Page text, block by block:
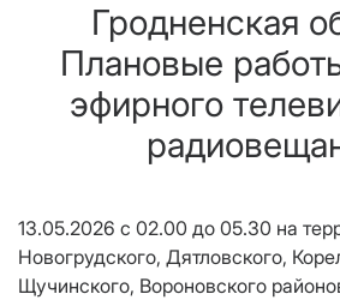
Гродненская
Плановые
эфирного
13.05.2026 с 02.00 до 05.30 на
Новогрудского, Дятловского,
Щучинского, Вороновского